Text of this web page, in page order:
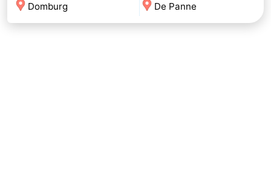
Domburg
De Panne